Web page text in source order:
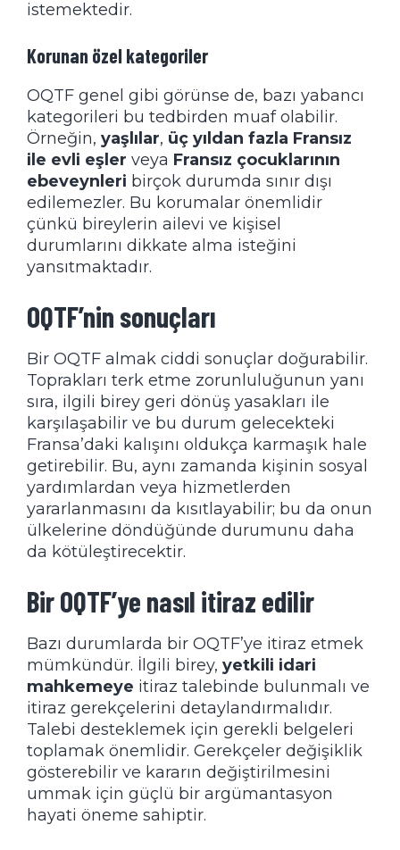
istemektedir.
Korunan özel kategoriler
OQTF genel gibi görünse de, bazı yabancı
kategorileri bu tedbirden muaf olabilir.
Örneğin, yaşlılar, üç yıldan fazla Fransız
ile evli eşler veya Fransız çocuklarının
ebeveynleri birçok durumda sınır dışı
edilemezler. Bu korumalar önemlidir
çünkü bireylerin ailevi ve kişisel
durumlarını dikkate alma isteğini
yansıtmaktadır.
OQTF’nin sonuçları
Bir OQTF almak ciddi sonuçlar doğurabilir.
Toprakları terk etme zorunluluğunun yanı
sıra, ilgili birey geri dönüş yasakları ile
karşılaşabilir ve bu durum gelecekteki
Fransa’daki kalışını oldukça karmaşık hale
getirebilir. Bu, aynı zamanda kişinin sosyal
yardımlardan veya hizmetlerden
yararlanmasını da kısıtlayabilir; bu da onun
ülkelerine döndüğünde durumunu daha
da kötüleştirecektir.
Bir OQTF’ye nasıl itiraz edilir
Bazı durumlarda bir OQTF’ye itiraz etmek
mümkündür. İlgili birey, yetkili idari
mahkemeye itiraz talebinde bulunmalı ve
itiraz gerekçelerini detaylandırmalıdır.
Talebi desteklemek için gerekli belgeleri
toplamak önemlidir. Gerekçeler değişiklik
gösterebilir ve kararın değiştirilmesini
ummak için güçlü bir argümantasyon
hayati öneme sahiptir.